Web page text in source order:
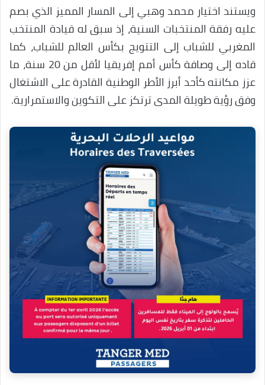
ويستند اختيار محمد وهبي إلى المسار المميز الذي بصم
عليه رفقة المنتخبات السنية، إذ سبق له قيادة المنتخب
المغربي للشباب إلى التتويج بكأس العالم للشباب، كما
قاده إلى وصافة كأس أمم إفريقيا لأقل من 20 سنة، ما
عزز مكانته كأحد أبرز الأطر الوطنية القادرة على الاشتغال
وفق رؤية طويلة المدى ترتكز على التكوين والاستمرارية.